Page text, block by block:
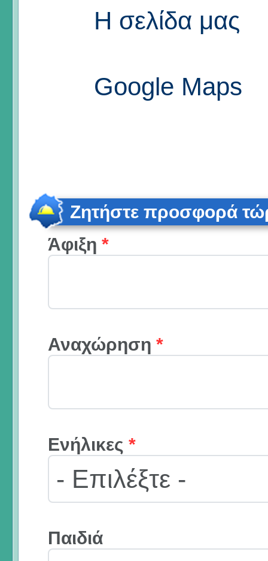
Η σελίδα μας
Google Maps
Ζητήστε προσφορά
Άφιξη *
Αναχώρηση *
Ενήλικες *
Παιδιά